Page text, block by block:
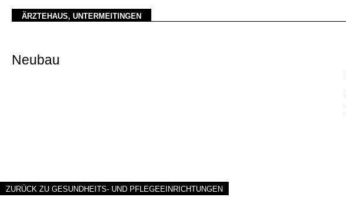
ÄRZTEHAUS, UNTERMEITINGEN
Neubau
ZURÜCK ZU GESUNDHEITS- UND PFLEGEEINRICHTUNGEN